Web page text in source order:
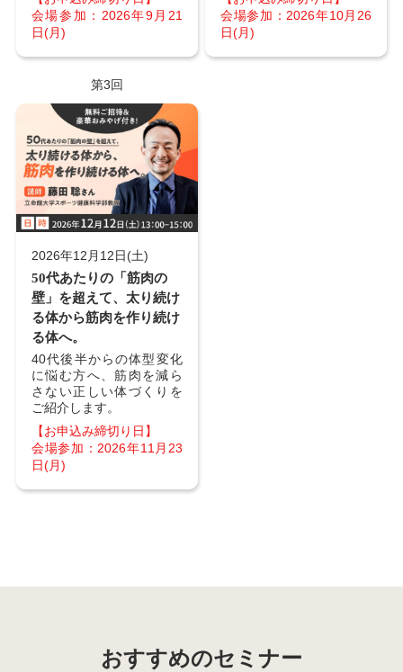
会場参加：2026年9月21
日(月)
会場参加：2026年10月26
日(月)
第3回
2026年12月12日(土)
50代あたりの「筋肉の
壁」を超えて、太り続け
る体から筋肉を作り続け
る体へ。
40代後半からの体型変化
に悩む方へ、筋肉を減ら
さない正しい体づくりを
ご紹介します。
【お申込み締切り日】
会場参加：2026年11月23
日(月)
おすすめのセミナー